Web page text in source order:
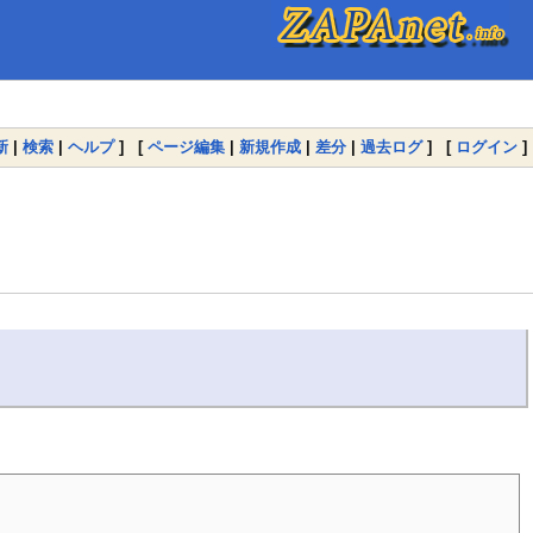
| 検索 | ヘルプ] [ ページ編集 | 新規作成 | 差分 | 過去ログ] [ ログイン ]